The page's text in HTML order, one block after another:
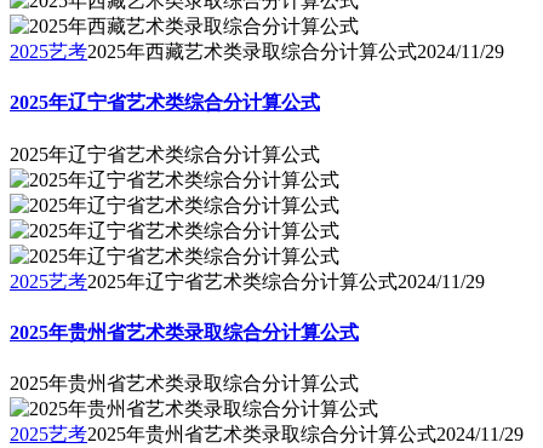
2025艺考2025年西藏艺术类录取综合分计算公式2024/11/29
2025年辽宁省艺术类综合分计算公式
2025年辽宁省艺术类综合分计算公式
2025艺考2025年辽宁省艺术类综合分计算公式2024/11/29
2025年贵州省艺术类录取综合分计算公式
2025年贵州省艺术类录取综合分计算公式
2025艺考2025年贵州省艺术类录取综合分计算公式2024/11/29